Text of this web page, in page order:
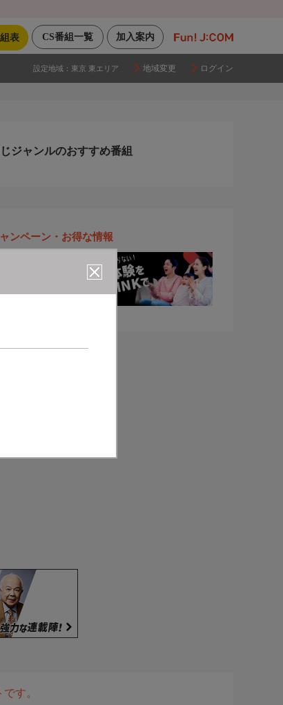
加入案内
CS番組一覧
表
設定地域： 東京 東エリア 地域変更 ログイン
ジャンルのおすすめ番組
ンペーン・お得な情報
す。